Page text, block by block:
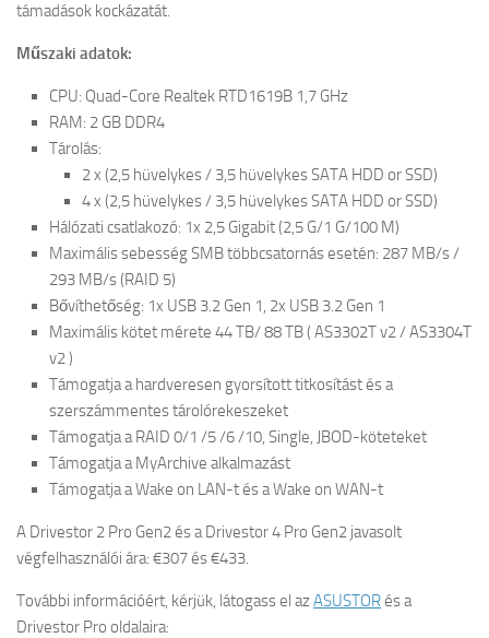
támadások kockázatát.
Műszaki adatok:
CPU: Quad-Core Realtek RTD1619B 1,7 GHz
RAM: 2 GB DDR4
Tárolás:
2 x (2,5 hüvelykes / 3,5 hüvelykes SATA HDD or SSD)
4 x (2,5 hüvelykes / 3,5 hüvelykes SATA HDD or SSD)
Hálózati csatlakozó: 1x 2,5 Gigabit (2,5 G/1 G/100 M)
Maximális sebesség SMB többcsatornás esetén: 287 MB/s /
293 MB/s (RAID 5)
Bővíthetőség: 1x USB 3.2 Gen 1, 2x USB 3.2 Gen 1
Maximális kötet mérete 44 TB/ 88 TB ( AS3302T v2 / AS3304T
v2 )
Támogatja a hardveresen gyorsított titkosítást és a
szerszámmentes tárolórekeszeket
Támogatja a RAID 0/1 /5 /6 /10, Single, JBOD-köteteket
Támogatja a MyArchive alkalmazást
Támogatja a Wake on LAN-t és a Wake on WAN-t
A Drivestor 2 Pro Gen2 és a Drivestor 4 Pro Gen2 javasolt
végfelhasználói ára: €307 és €433.
További információért, kérjük, látogass el azASUSTORés a
Drivestor Pro oldalaira: